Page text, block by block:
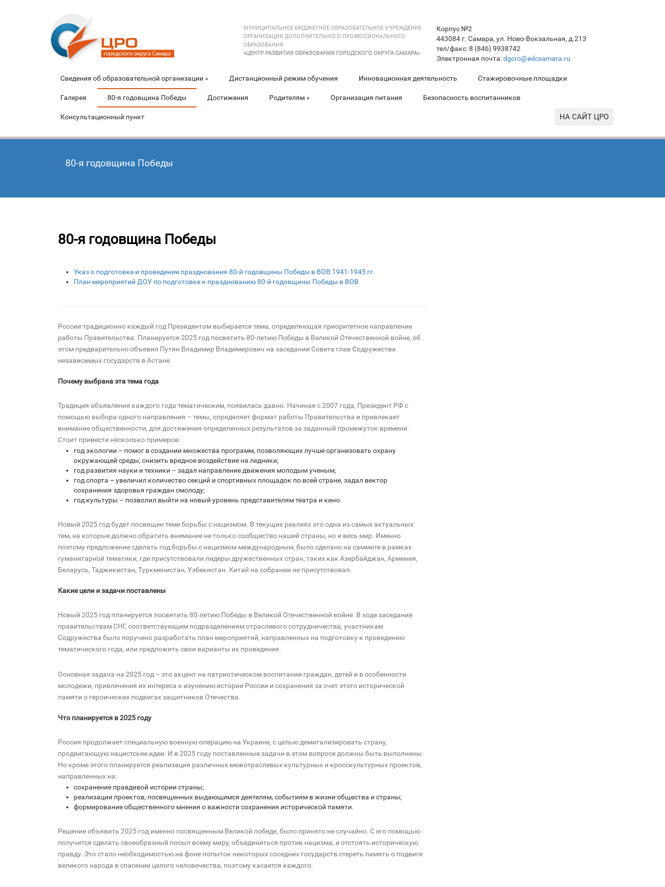
МУНИЦИПАЛЬНОЕ БЮДЖЕТНОЕ ОБРАЗОВАТЕЛЬНОЕ УЧРЕЖДЕНИЕ
ОРГАНИЗАЦИЯ ДОПОЛНИТЕЛЬНОГО ПРОФЕССИОНАЛЬНОГО
ОБРАЗОВАНИЯ
«ЦЕНТР РАЗВИТИЯ ОБРАЗОВАНИЯ ГОРОДСКОГО ОКРУГА САМАРА»
Корпус №2
443084 г. Самара, ул. Ново-Вокзальная, д.213
тел/факс: 8 (846) 9938742
Электронная почта:dgcro@edcsamara.ru
Сведения об образовательной организации » Дистанционный режим обучения Инновационная деятельность Стажировочные площадки
Галерея 80-я годовщина Победы Достижения Родителям » Организация питания Безопасность воспитанников
Консультационный пункт НА САЙТ ЦРО
80-я годовщина Победы
80-я годовщина Победы
Указ о подготовке и проведении празднования 80-й годовщины Победы в ВОВ 1941-1945 гг.
План мероприятий ДОУ по подготовке к празднованию 80-й годовщины Победы в ВОВ
России традиционно каждый год Президентом выбирается тема, определяющая приоритетное направление
работы Правительства. Планируется 2025 год посвятить 80-летию Победы в Великой Отечественной войне, об
этом предварительно объявил Путин Владимир Владимирович на заседании Совета глав Содружества
независимых государств в Астане.
Почему выбрана эта тема года
Традиция объявления каждого года тематическим, появилась давно. Начиная с 2007 года, Президент РФ с
помощью выбора одного направления – темы, определяет формат работы Правительства и привлекает
внимание общественности, для достижения определенных результатов за заданный промежуток времени.
Стоит привести несколько примеров:
год экологии – помог в создании множества программ, позволяющих лучше организовать охрану
окружающей среды, снизить вредное воздействие на ледники;
год развития науки и техники – задал направление движения молодым ученым;
год спорта – увеличил количество секций и спортивных площадок по всей стране, задал вектор
сохранения здоровья граждан смолоду;
год культуры – позволил выйти на новый уровень представителям театра и кино.
Новый 2025 год будет посвящен теме борьбы с нацизмом. В текущих реалиях это одна из самых актуальных
тем, на которые должно обратить внимание не только сообщество нашей страны, но и весь мир. Именно
поэтому предложение сделать год борьбы с нацизмом международным, было сделано на саммите в рамках
гуманитарной тематики, где присутствовали лидеры дружественных стран, таких как Азербайджан, Армения,
Беларусь, Таджикистан, Туркменистан, Узбекистан. Китай на собрании не присутствовал.
Какие цели и задачи поставлены
Новый 2025 год планируется посвятить 80-летию Победы в Великой Отечественной войне. В ходе заседания
правительствам СНГ, соответствующим подразделениям отраслевого сотрудничества, участникам
Содружества было поручено разработать план мероприятий, направленных на подготовку к проведению
тематического года, или предложить свои варианты их проведения.
Основная задача на 2025 год – это акцент на патриотическом воспитании граждан, детей и в особенности
молодежи, привлечения их интереса к изучению истории России и сохранения за счет этого исторической
памяти о героических подвигах защитников Отечества.
Что планируется в 2025 году
Россия продолжает специальную военную операцию на Украине, с целью демитализировать страну,
продвигающую нацистские идеи. И в 2025 году поставленные задачи в этом вопросе должны быть выполнены.
Но кроме этого планируется реализация различных межотраслевых культурных и кросскультурных проектов,
направленных на:
сохранение правдивой истории страны;
реализации проектов, посвященных выдающимся деятелям, событиям в жизни общества и страны;
формирование общественного мнения о важности сохранения исторической памяти.
Решение объявить 2025 год именно посвященным Великой победе, было принято не случайно. С его помощью
получится сделать своеобразный посыл всему миру, объединиться против нацизма, и отстоять историческую
правду. Это стало необходимостью на фоне попыток некоторых соседних государств стереть память о подвиге
великого народа в спасении целого человечества, поэтому касается каждого.